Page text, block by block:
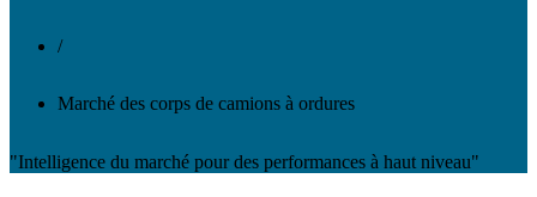
/
Marché des corps de camions à ordures
"Intelligence du marché pour des performances à haut niveau"